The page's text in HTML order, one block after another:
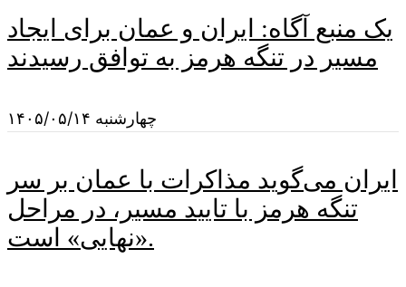
یک منبع آگاه: ایران و عمان برای ایجاد
مسیر در تنگه هرمز به توافق رسیدند
چهارشنبه ۱۴۰۵/۰۵/۱۴
ایران می‌گوید مذاکرات با عمان بر سر
تنگه هرمز با تایید مسیر، در مراحل
«نهایی» است.